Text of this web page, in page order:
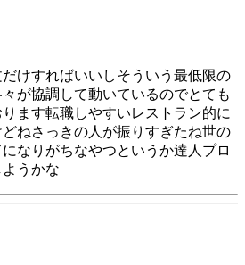
けすればいいしそういう最低限の
が協調して動いているのでとても
ます転職しやすいレストラン的に
ねさっきの人が振りすぎたね世の
なりがちなやつというか達人プロ
うかな